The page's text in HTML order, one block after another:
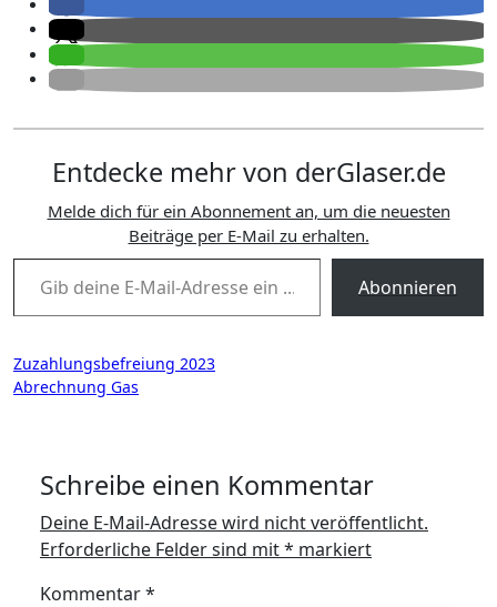
Entdecke mehr von derGlaser.de
Melde dich für ein Abonnement an, um die neuesten
Beiträge per E-Mail zu erhalten.
Gib deine E-Mail-Adresse ein ...
Abonnieren
Beitragsnavigation
Zuzahlungsbefreiung 2023
Abrechnung Gas
Schreibe einen Kommentar
Deine E-Mail-Adresse wird nicht veröffentlicht.
Erforderliche Felder sind mit* markiert
Kommentar*